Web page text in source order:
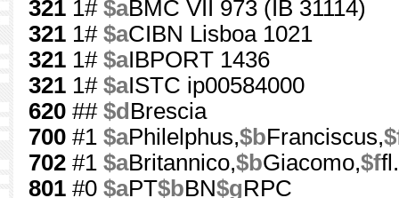
321 1# $aBMC VII 973 (IB 31114)
321 1# $aCIBN Lisboa 1021
321 1# $aIBPORT 1436
321 1# $aISTC ip00584000
620 ## $d Brescia
700 #1 $aPhilelphus,$bFranciscus,
702 #1 $aBritannico,$bGiacomo,$f
801 #0 $aPT$bBN$gRPC